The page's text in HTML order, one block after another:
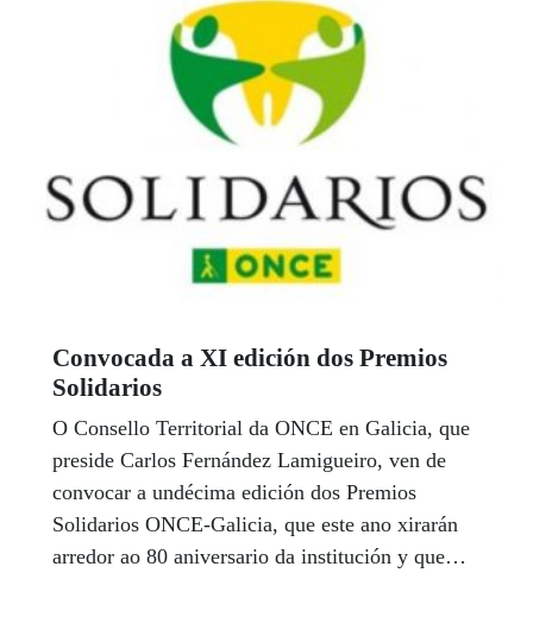
Convocada a XI edición dos Premios
Solidarios
O Consello Territorial da ONCE en Galicia, que
preside Carlos Fernández Lamigueiro, ven de
convocar a undécima edición dos Premios
Solidarios ONCE-Galicia, que este ano xirarán
arredor ao 80 aniversario da institución y que